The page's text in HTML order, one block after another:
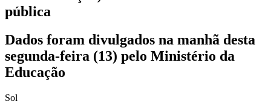
pública
Dados foram divulgados na manhã desta
segunda-feira (13) pelo Ministério da
Educação
Sol